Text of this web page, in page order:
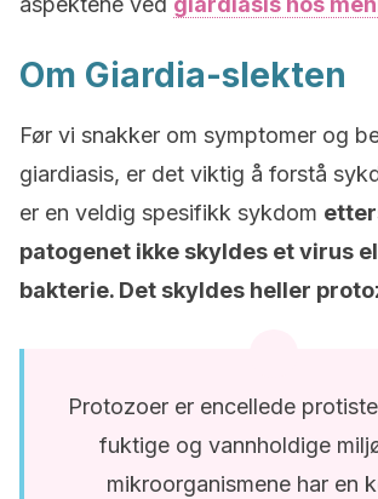
Om Giardia-slekten
Før vi snakker om symptomer og
giardiasis, er det viktig å forstå
er en veldig spesifikk sykdom
patogenet ikke skyldes et virus
bakterie. Det skyldes heller
Protozoer er encellede
fuktige og vannholdige
mikroorganismene har en